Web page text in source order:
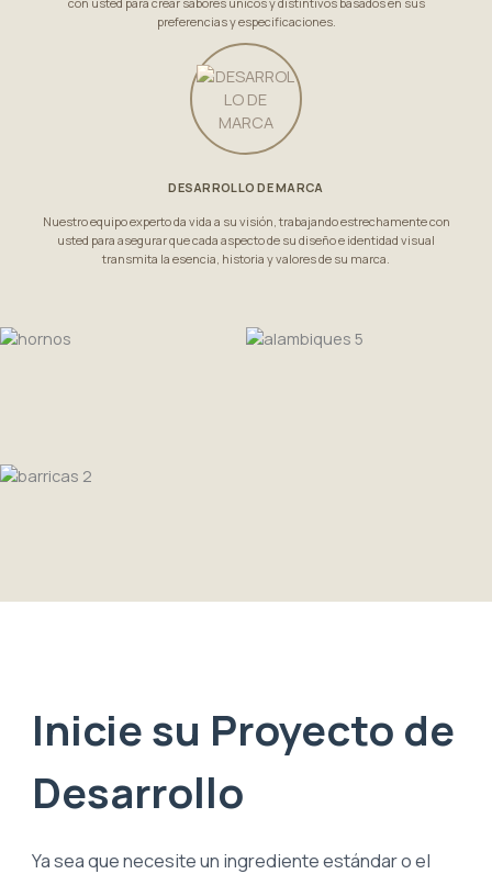
preferencias y especificaciones.
DESARROLLO DE MARCA
Nuestro equipo experto da vida a su visión, trabajando estrechamente con
usted para asegurar que cada aspecto de su diseño e identidad visual
transmita la esencia, historia y valores de su marca.
Inicie su Proyecto de
Desarrollo
Ya sea que necesite un ingrediente estándar o el